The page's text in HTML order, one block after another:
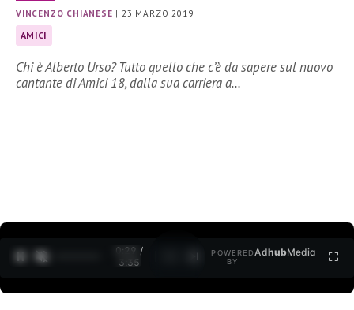
VINCENZO CHIANESE |23 MARZO 2019
AMICI
Chi è Alberto Urso? Tutto quello che c’è da sapere sul nuovo
cantante di Amici 18, dalla sua carriera a…
0:30 /
3:35
POWERED
BY
AdhubMedia